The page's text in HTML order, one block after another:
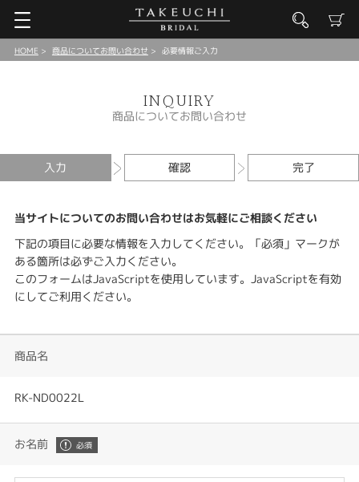
HOME 商品についてお問い合わせ 必要情報ご入力
INQUIRY
商品についてお問い合わせ
入力 確認 完了
当サイトについてのお問い合わせはお気軽にご相談ください
下記の項目に必要な情報を入力してください。「必須」マークが
ある箇所は必ずご入力ください。
このフォームはJavaScriptを使用しています。JavaScriptを有効
にしてご利用ください。
商品名
RK-ND0022L
お名前